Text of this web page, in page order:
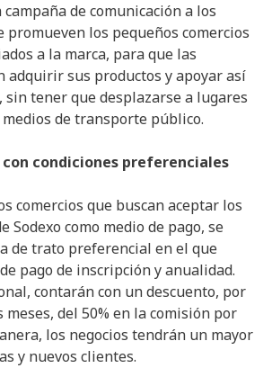
de comunicación a los
promueven los pequeños comercios
a la marca, para que las
adquirir sus productos y apoyar así
sin tener que desplazarse a lugares
de transporte público.
condiciones preferenciales
comercios que buscan aceptar los
Sodexo como medio de pago, se
de trato preferencial en el que
pago de inscripción y anualidad.
contarán con un descuento, por
del 50% en la comisión por
los negocios tendrán un mayor
y nuevos clientes.